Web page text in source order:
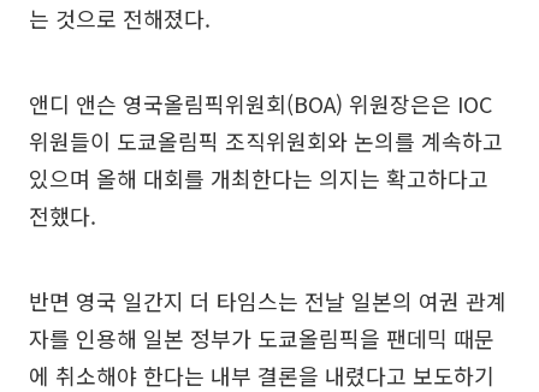
는 것으로 전해졌다.
앤디 앤슨 영국올림픽위원회(BOA) 위원장은은 IOC
위원들이 도쿄올림픽 조직위원회와 논의를 계속하고
있으며 올해 대회를 개최한다는 의지는 확고하다고
전했다.
반면 영국 일간지 더 타임스는 전날 일본의 여권 관계
자를 인용해 일본 정부가 도쿄올림픽을 팬데믹 때문
에 취소해야 한다는 내부 결론을 내렸다고 보도하기